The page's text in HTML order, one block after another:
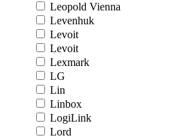
Leopold Vienna
Levenhuk
Levoit
Levoit
Lexmark
LG
Lin
Linbox
LogiLink
Lord